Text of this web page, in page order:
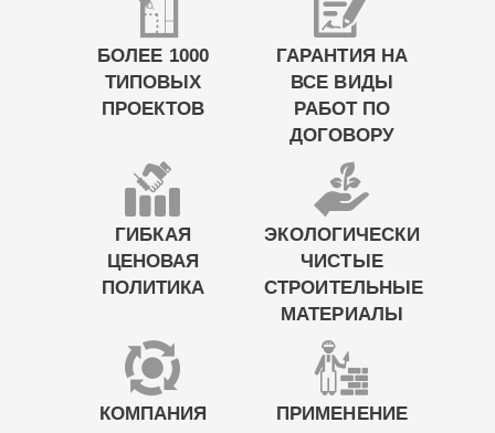
БОЛЕЕ 1000
ТИПОВЫХ
ПРОЕКТОВ
ГАРАНТИЯ НА
ВСЕ ВИДЫ
РАБОТ ПО
ДОГОВОРУ
ГИБКАЯ
ЦЕНОВАЯ
ПОЛИТИКА
ЭКОЛОГИЧЕСКИ
ЧИСТЫЕ
СТРОИТЕЛЬНЫЕ
МАТЕРИАЛЫ
КОМПАНИЯ
ПРИМЕНЕНИЕ